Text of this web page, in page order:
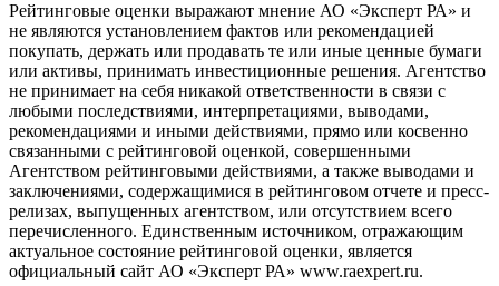
Рейтинговые оценки выражают мнение АО «Эксперт РА» и
не являются установлением фактов или рекомендацией
покупать, держать или продавать те или иные ценные бумаги
или активы, принимать инвестиционные решения. Агентство
не принимает на себя никакой ответственности в связи с
любыми последствиями, интерпретациями, выводами,
рекомендациями и иными действиями, прямо или косвенно
связанными с рейтинговой оценкой, совершенными
Агентством рейтинговыми действиями, а также выводами и
заключениями, содержащимися в рейтинговом отчете и пресс-
релизах, выпущенных агентством, или отсутствием всего
перечисленного. Единственным источником, отражающим
актуальное состояние рейтинговой оценки, является
официальный сайт АО «Эксперт РА» www.raexpert.ru.